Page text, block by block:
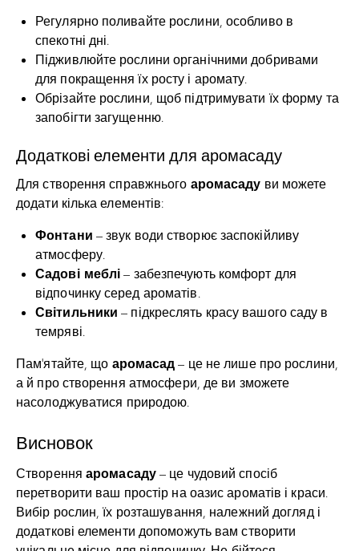
Регулярно поливайте рослини, особливо в
спекотні дні.
Підживлюйте рослини органічними добривами
для покращення їх росту і аромату.
Обрізайте рослини, щоб підтримувати їх форму та
запобігти загущенню.
Додаткові елементи для аромасаду
Для створення справжнього аромасаду ви можете
додати кілька елементів:
Фонтани – звук води створює заспокійливу
атмосферу.
Садові меблі – забезпечують комфорт для
відпочинку серед ароматів.
Світильники – підкреслять красу вашого саду в
темряві.
Пам’ятайте, що аромасад – це не лише про рослини,
а й про створення атмосфери, де ви зможете
насолоджуватися природою.
Висновок
Створення аромасаду– це чудовий спосіб
перетворити ваш простір на оазис ароматів і краси.
Вибір рослин, їх розташування, належний догляд і
додаткові елементи допоможуть вам створити